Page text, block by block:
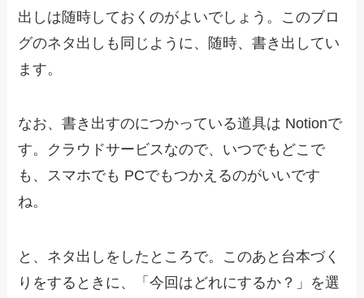
出しは随時しておくのがよいでしょう。このブロ
グのネタ出しも同じように、随時、書き出してい
ます。
なお、書き出すのにつかっている道具は Notionで
す。クラウドサービスなので、いつでもどこで
も、スマホでも PCでもつかえるのがいいです
ね。
と、ネタ出しをしたところで。このあと台本づく
りをするときに、「今回はどれにするか？」を選